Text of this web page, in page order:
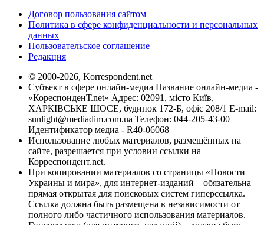
Договор пользования сайтом
Политика в сфере конфиденциальности и персональных
данных
Пользовательское соглашение
Редакция
© 2000-2026, Korrespondent.net
Субъект в сфере онлайн-медиа Название онлайн-медиа -
«КореспонденТ.net» Адрес: 02091, місто Київ,
ХАРКІВСЬКЕ ШОСЕ, будинок 172-Б, офіс 208/1 E-mail:
sunlight@mediadim.com.ua Телефон: 044-205-43-00
Идентификатор медиа - R40-06068
Использование любых материалов, размещённых на
сайте, разрешается при условии ссылки на
Корреспондент.net.
При копировании материалов со страницы «Новости
Украины и мира», для интернет-изданий – обязательна
прямая открытая для поисковых систем гиперссылка.
Ссылка должна быть размещена в независимости от
полного либо частичного использования материалов.